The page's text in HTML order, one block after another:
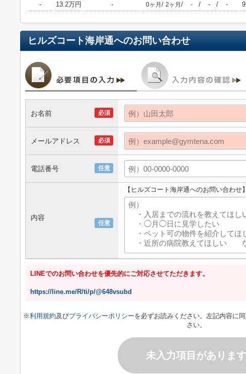
-
13.2万円 - 0ヶ月 / 2ヶ月 / - / - / -
ヒルズコート海岸通へのお問い合わせ
必須
お名前
必須
メールアドレス
任意
電話番号
任意
内容
【ヒルズコート海岸通へのお問い合わせ】
LINEでのお問い合わせを優先的にご対応させてただきます。
https://line.me/R/ti/p/@648vsubd
※利用規約及びプライバシーポリシーを必ずお読みください。左記内容に
さい。
未入力項目があります